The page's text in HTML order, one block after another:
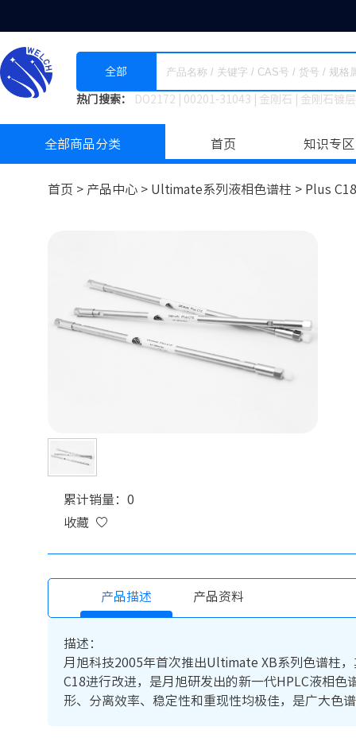
全部
热门搜索： DO2172 00201-31043 金刚石 金刚石镀
全部商品分类 首页 知识专区
首页 > 产品中心 > Ultimate系列液相色谱柱 > Plus
累计销量：0
收藏
产品描述 产品资料
描述：
月旭科技2005年首次推出Ultimate XB系列色谱柱
C18进行改进，是月旭研发出的新一代HPLC液相
形、分离效率、稳定性和重现性均极佳，是广大色